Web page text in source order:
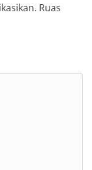
Ruas